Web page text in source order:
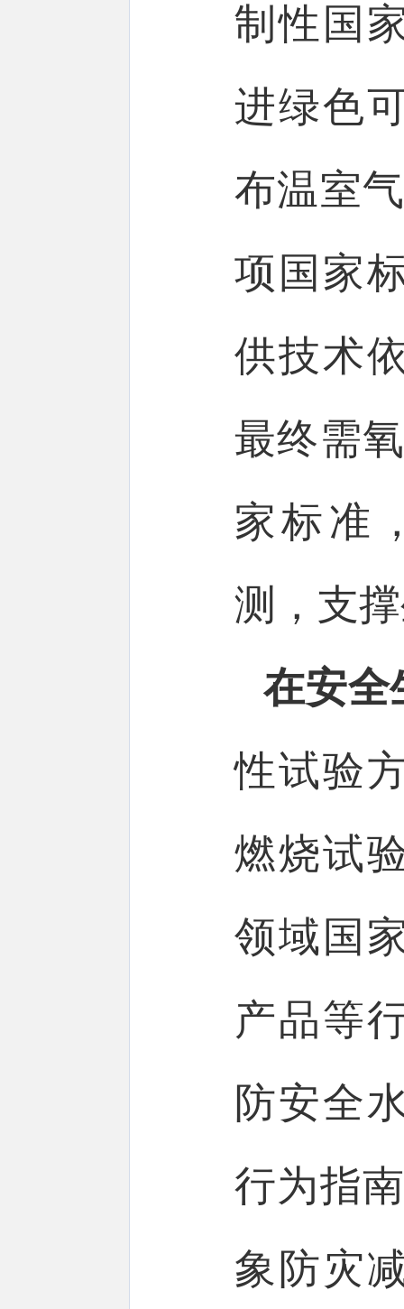
制性国
进绿色
布温室
项国家
供技术
最终需
家标准
测，支
在安全
性试验
燃烧试
领域国
产品等
防安全
行为指
象防灾